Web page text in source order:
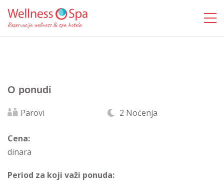
O ponudi
Parovi 2 Noćenja
Cena:
dinara
Period za koji važi ponuda: